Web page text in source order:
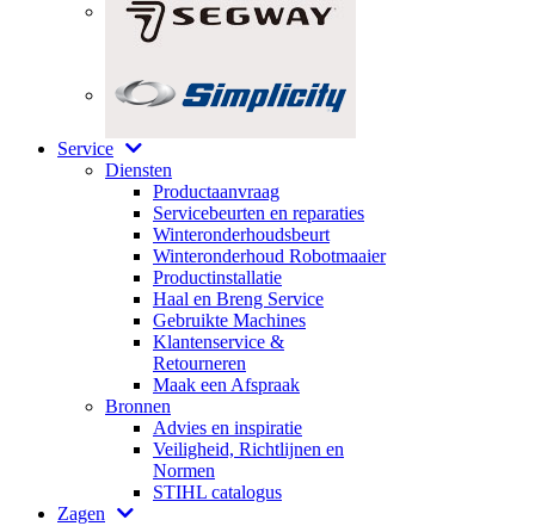
Service
Diensten
Productaanvraag
Servicebeurten en reparaties
Winteronderhoudsbeurt
Winteronderhoud Robotmaaier
Productinstallatie
Haal en Breng Service
Gebruikte Machines
Klantenservice &
Retourneren
Maak een Afspraak
Bronnen
Advies en inspiratie
Veiligheid, Richtlijnen en
Normen
STIHL catalogus
Zagen